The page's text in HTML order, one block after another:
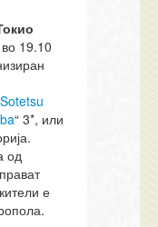
19.10
Sotetsu
“ 3*, или
од
е